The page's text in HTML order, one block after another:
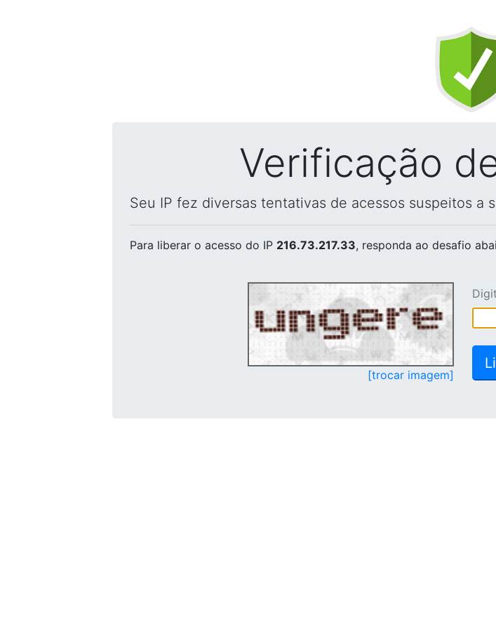
Verificação
Seu IP fez diversas tentativas de acessos suspeitos a
Para liberar o acesso do IP 216.73.217.33, responda ao desafio
[trocar imagem]